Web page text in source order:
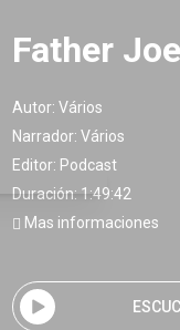
Father
Autor: Vários
Narrador: Vários
Editor: Podcast
Duración: 1:49:42
Mas informaciones